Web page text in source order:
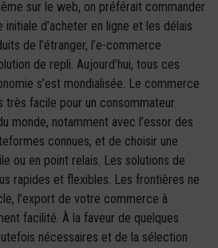
sur le web, on préférait commander
initiale d’acheter en ligne et les délais
de l’étranger, l’e-commerce
de repli. Aujourd’hui, tous ces
s’est mondialisée. Le commerce
très facile pour un consommateur
monde, notamment avec l’essor des
connues, et de choisir une
ou en point relais. Les solutions de
rapides et flexibles. Les frontières ne
l’export de votre commerce à
facilité. À la faveur de quelques
nécessaires et de la sélection